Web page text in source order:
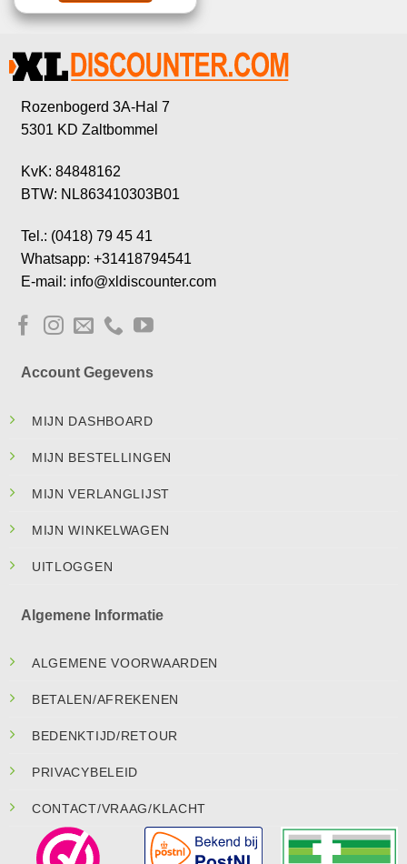
Rozenbogerd 3A-Hal 7
5301 KD Zaltbommel
KvK: 84848162
BTW: NL863410303B01
Tel.: (0418) 79 45 41
Whatsapp: +31418794541
E-mail: info@xldiscounter.com
Account Gegevens
MIJN DASHBOARD
MIJN BESTELLINGEN
MIJN VERLANGLIJST
MIJN WINKELWAGEN
UITLOGGEN
Algemene Informatie
ALGEMENE VOORWAARDEN
BETALEN/AFREKENEN
BEDENKTIJD/RETOUR
PRIVACYBELEID
CONTACT/VRAAG/KLACHT